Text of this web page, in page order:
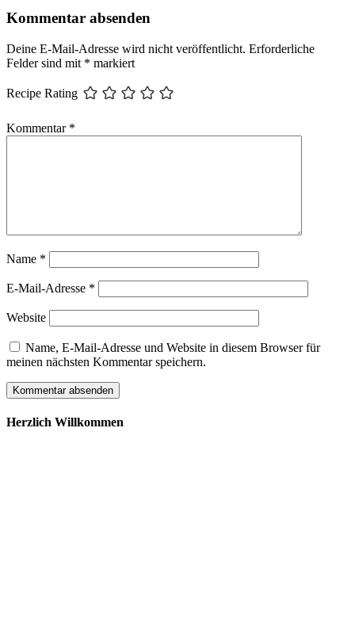
Kommentar absenden
Deine E-Mail-Adresse wird nicht veröffentlicht. Erforderliche
Felder sind mit * markiert
Recipe Rating
Kommentar *
Name *
E-Mail-Adresse *
Website
Name, E-Mail-Adresse und Website in diesem Browser für
meinen nächsten Kommentar speichern.
Herzlich Willkommen